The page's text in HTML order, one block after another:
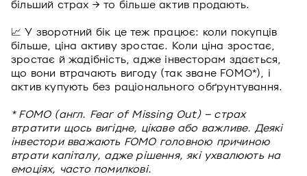
більший страх → то більше актив продають.
📈 У зворотний бік це теж працює: коли покупців
більше, ціна активу зростає. Коли ціна зростає,
зростає й жадібність, адже інвесторам здається,
що вони втрачають вигоду (так зване FOMO*), і
актив купують без раціонального обґрунтування.
* FOMO (англ. Fear of Missing Out) – страх
втратити щось вигідне, цікаве або важливе. Деякі
інвестори вважають FOMO головною причиною
втрати капіталу, адже рішення, які ухвалюють на
емоціях, часто помилкові.